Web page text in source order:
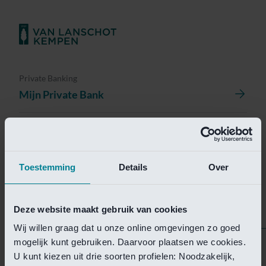
Toestemming Details Over
Deze website maakt gebruik van cookies
Wij willen graag dat u onze online omgevingen zo goed
mogelijk kunt gebruiken. Daarvoor plaatsen we cookies.
U kunt kiezen uit drie soorten profielen: Noodzakelijk,
Private Banking
Mijn Private Bank
Helaas is deze pagina